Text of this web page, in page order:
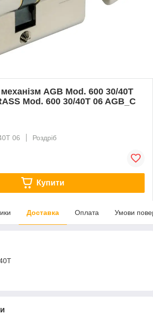
AGB Mod. 600 30/40T
Mod. 600 30/40T 06 AGB_C
06
Роздріб
Купити
Доставка Оплата Умови